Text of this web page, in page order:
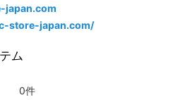
japan.com
store-japan.com/
ム
0件